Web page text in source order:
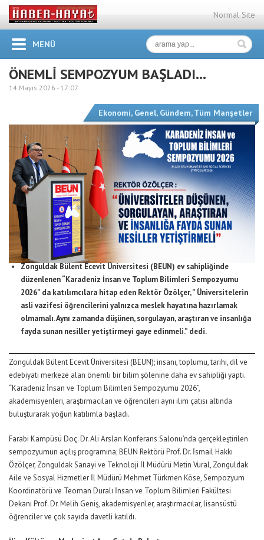
Normal Site
MENÜ
ÖNEMLİ SEMPOZYUM BAŞLADI…
14 Mayıs 2026 - 17:07
Ekonomi, Genel, Gündem,Tüm Manşetler
Zonguldak Bülent Ecevit Üniversitesi (BEUN) ev sahipliğinde
düzenlenen “Karadeniz İnsan ve Toplum Bilimleri Sempozyumu
2026” da katılımcılara hitap eden Rektör Özölçer, ” Üniversitelerin
asli vazifesi öğrencilerini yalnızca meslek hayatına hazırlamak
olmamalı. Aynı zamanda düşünen, sorgulayan, araştıran ve insanlığa
fayda sunan nesiller yetiştirmeyi gaye edinmeli.” dedi.
Zonguldak Bülent Ecevit Üniversitesi (BEUN); insanı, toplumu, tarihi, dil ve
edebiyatı merkeze alan önemli bir bilim şölenine daha ev sahipliği yaptı.
“Karadeniz İnsan ve Toplum Bilimleri Sempozyumu 2026”,
akademisyenleri, araştırmacıları ve öğrencileri aynı ilim çatısı altında
buluşturarak yoğun katılımla başladı.
Farabi Kampüsü Doç. Dr. Ali Arslan Konferans Salonu’nda gerçekleştirilen
sempozyumun açılış programına; BEUN Rektörü Prof. Dr. İsmail Hakkı
Özölçer, Zonguldak Sanayi ve Teknoloji İl Müdürü Metin Vural, Zonguldak
Aile ve Sosyal Hizmetler İl Müdürü Mehmet Türkmen Köse, Sempozyum
Koordinatörü ve Teoman Duralı İnsan ve Toplum Bilimleri Fakültesi
Dekanı Prof. Dr. Melih Geniş, akademisyenler, araştırmacılar, lisansüstü
öğrenciler ve çok sayıda davetli katıldı.